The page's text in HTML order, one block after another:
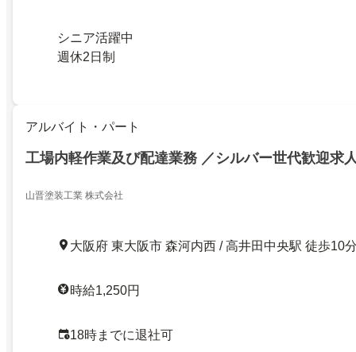
シニア活躍中
週休2日制
アルバイト・パート
工場内軽作業及び配達業務 ／シルバー世代歓迎求
山晋塗装工業 株式会社
大阪府 東大阪市 森河内西 / 高井田中央駅 徒歩10
時給1,250円
18時までに退社可